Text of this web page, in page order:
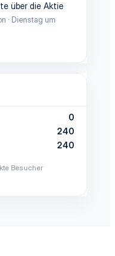
über die Aktie
Dienstag um
0
240
240
Besucher